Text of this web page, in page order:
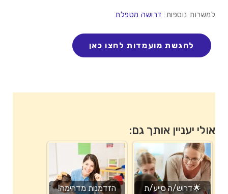
למשרות נוספות: דרושה מטפלת
אולי יעניין אותך גם:
🌟דרוש/ה סייע/ת
הזדמנות מדהימה!